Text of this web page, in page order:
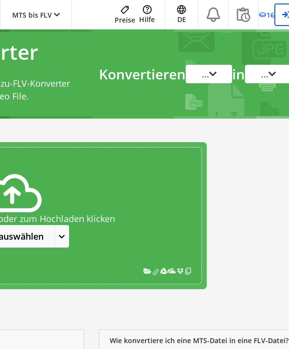
MTS bis FLV
Preise Hilfe DE 16
FLV-Konverter
File.
Konvertieren ... in ...
zum Hochladen klicken
Wie konvertiere ich eine MTS-Datei in eine FLV-Datei?